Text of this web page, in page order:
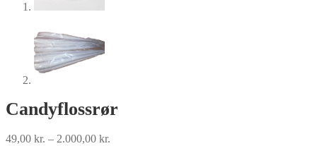
Candyflossrør
49,00 kr. – 2.000,00 kr.